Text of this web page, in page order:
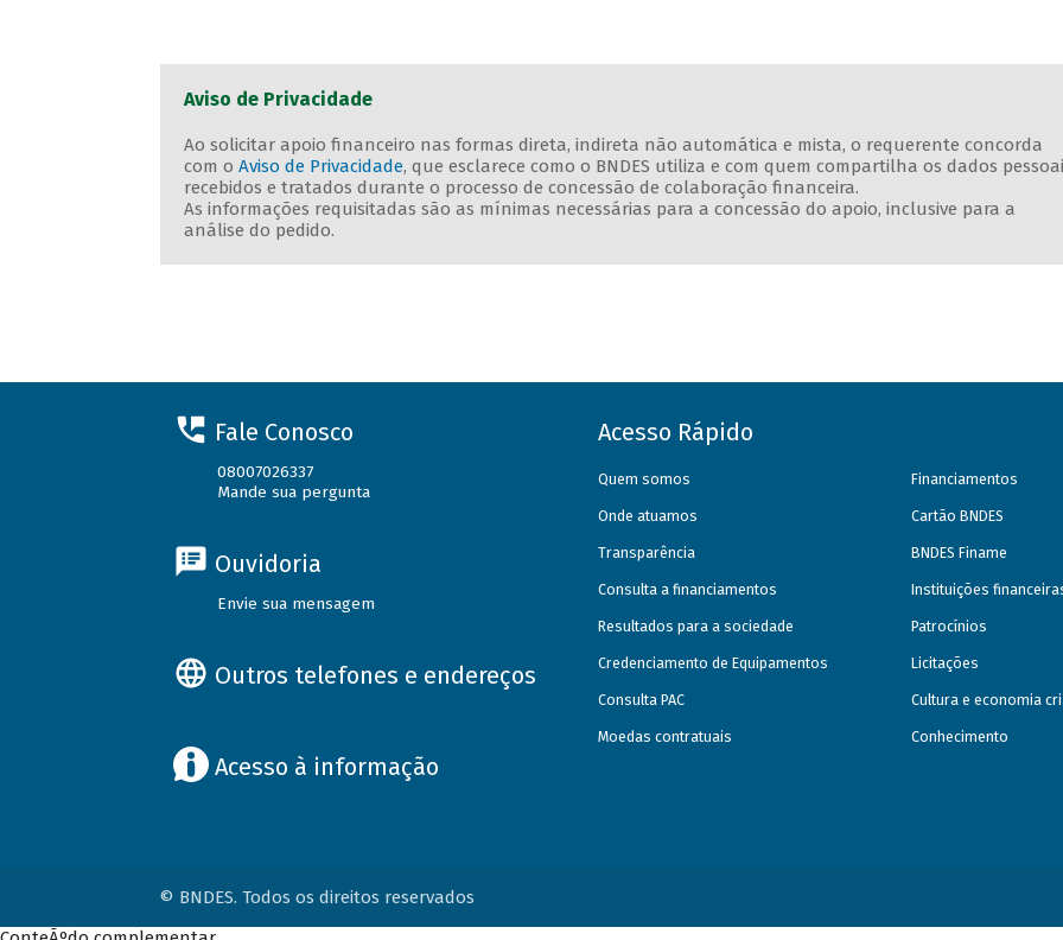
Aviso de Privacidade
Ao solicitar apoio financeiro nas formas direta, indireta não automática e mista, o requerente concorda
com o Aviso de Privacidade, que esclarece como o BNDES utiliza e com quem compartilha os dados
recebidos e tratados durante o processo de concessão de colaboração financeira.
As informações requisitadas são as mínimas necessárias para a concessão do apoio, inclusive para a
análise do pedido.
Fale Conosco
08007026337
Mande sua pergunta
Ouvidoria
Envie sua mensagem
Outros telefones e endereços
Acesso à informação
Acesso Rápido
Quem somos
Onde atuamos
Transparência
Consulta a financiamentos
Resultados para a sociedade
Credenciamento de Equipamentos
Consulta PAC
Moedas contratuais
Financiamentos
Cartão BNDES
BNDES Finame
Instituições
Patrocínios
Licitações
Cultura e economia
Conhecimento
© BNDES. Todos os direitos reservados